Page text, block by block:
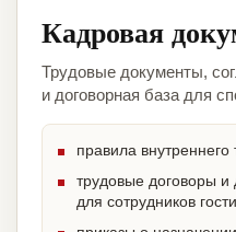
Кадровая
Трудовые документы,
и договорная база для
правила внутреннего
трудовые договоры и
для сотрудников